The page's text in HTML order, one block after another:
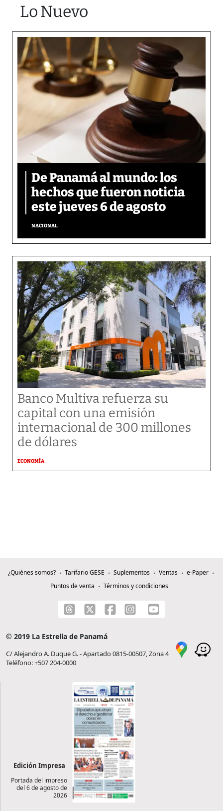
Lo Nuevo
De Panamá al mundo: los
hechos que fueron noticia
este jueves 6 de agosto
NACIONAL
Banco Multiva refuerza su
capital con una emisión
internacional de 300 millones
de dólares
ECONOMÍA
¿Quiénes somos? Tarifario GESE Suplementos Ventas
e-Paper
Puntos de venta
Términos y condiciones
© 2019 La Estrella de Panamá
C/ Alejandro A. Duque G. - Apartado 0815-00507, Zona 4
Teléfono: +507 204-0000
Edición Impresa
Portada del impreso
del 6 de agosto de
2026